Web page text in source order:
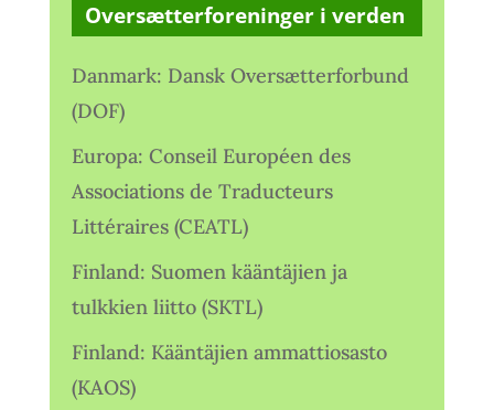
Oversætterforeninger i verden
Danmark: Dansk Oversætterforbund
(DOF)
Europa: Conseil Européen des
Associations de Traducteurs
Littéraires (CEATL)
Finland: Suomen kääntäjien ja
tulkkien liitto (SKTL)
Finland: Kääntäjien ammattiosasto
(KAOS)